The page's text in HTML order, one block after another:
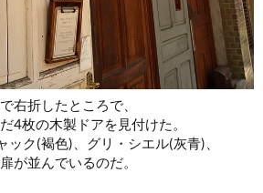
右折したところで、
4枚の木製ドアを見付けた。
ック(褐色)、グリ・シエル(灰青)、
が並んでいるのだ。